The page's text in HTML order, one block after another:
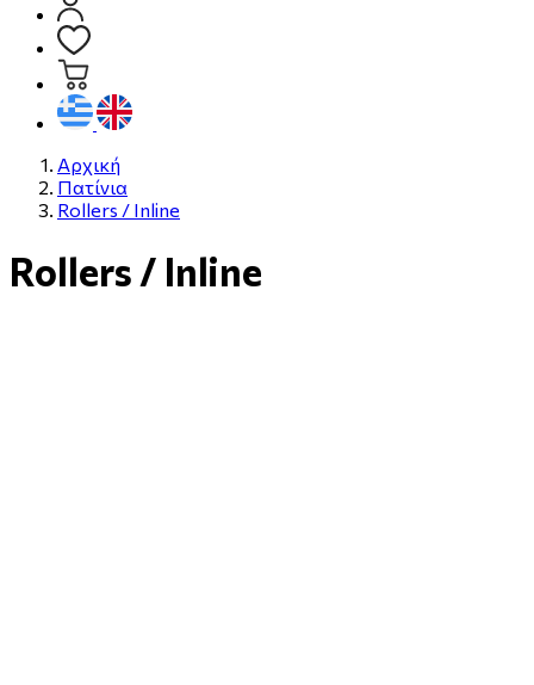
Αρχική
Πατίνια
Rollers / Inline
Rollers / Inline